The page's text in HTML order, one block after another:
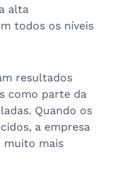
alta
todos os níveis
resultados
como parte da
Quando os
a empresa
muito mais